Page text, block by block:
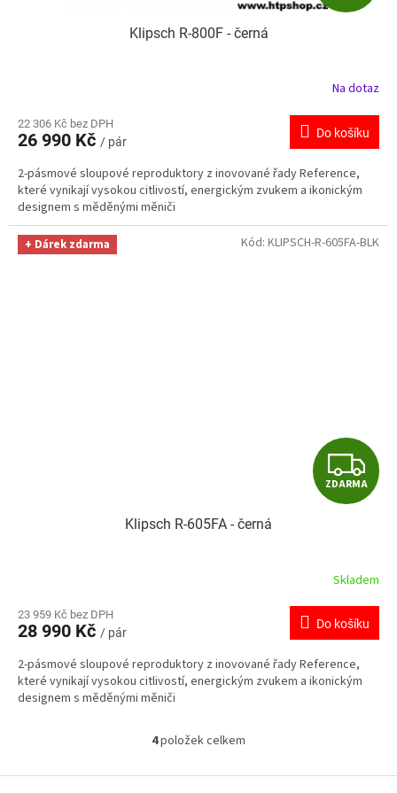
D
R
M
A
Klipsch R-800F - černá
Na dotaz
22 306 Kč bez DPH
26 990 Kč / pár
Do košíku
2-pásmové sloupové reproduktory z inovované řady Reference,
které vynikají vysokou citlivostí, energickým zvukem a ikonickým
designem s měděnými měniči
+ Dárek zdarma
Z
D
R
M
A
ZDARMA
Klipsch R-605FA - černá
Skladem
23 959 Kč bez DPH
28 990 Kč / pár
Do košíku
2-pásmové sloupové reproduktory z inovované řady Reference,
které vynikají vysokou citlivostí, energickým zvukem a ikonickým
designem s měděnými měniči
Kód: KLIPSCH-R-605FA-BLK
O
l
4položek celkem